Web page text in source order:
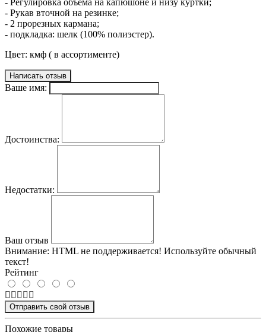
- Рукав вточной на резинке;
- 2 прорезных кармана;
- подкладка: шелк (100% полиэстер).
Цвет: кмф ( в ассортименте)
Написать отзыв
Ваше имя:
Достоинства:
Недостатки:
Ваш отзыв
Внимание: HTML не поддерживается! Используйте обычный
текст!
Рейтинг
Отправить свой отзыв
Похожие товары